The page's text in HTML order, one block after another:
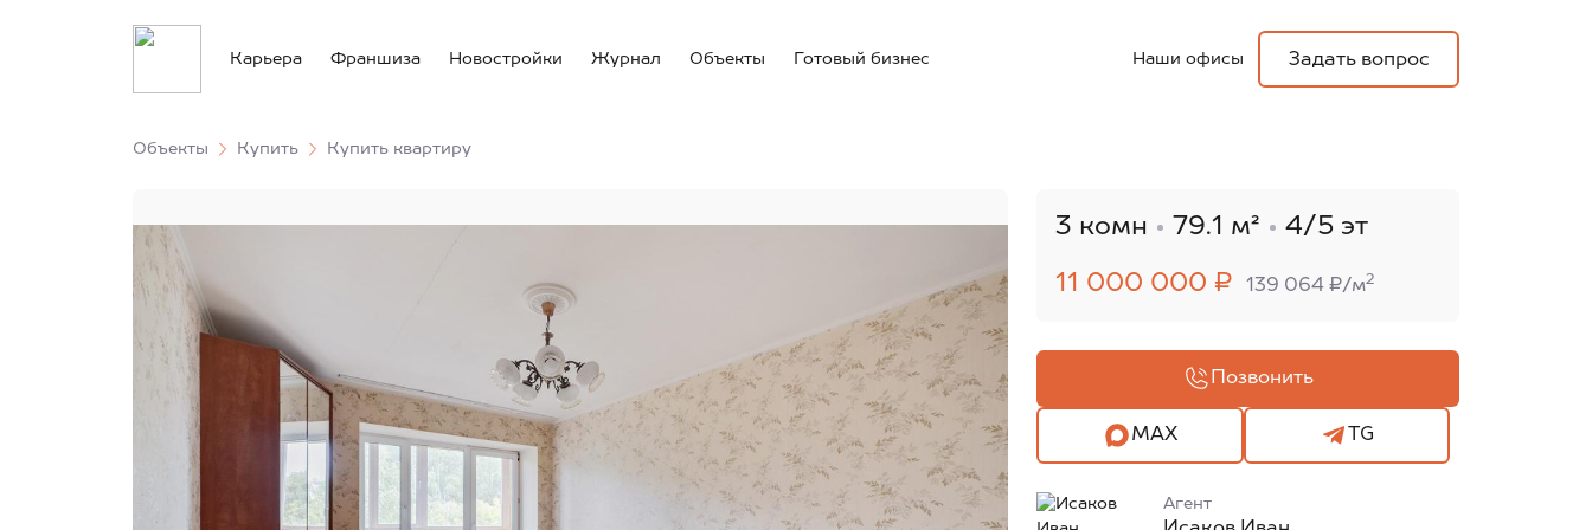
Карьера Франшиза Новостройки Журнал Объекты Готовый бизнес Наши офисы Задать вопрос
Объекты Купить Купить квартиру
3 комн 79.1 м² 4/5 эт
11 000 000 ₽ 139 064 ₽/м2
Позвонить
MAX TG
Агент